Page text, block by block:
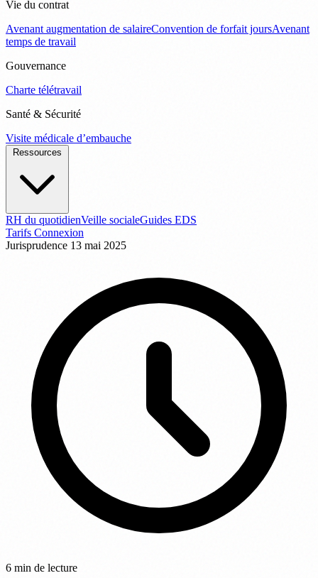
Vie du contrat
Avenant augmentation de salaireConvention de forfait joursAvenant
temps de travail
Gouvernance
Charte télétravail
Santé & Sécurité
Visite médicale d’embauche
RH du quotidienVeille socialeGuides EDS
Tarifs Connexion
Jurisprudence 13 mai 2025
6 min de lecture